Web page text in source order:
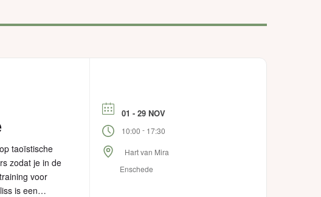
taoïstische
zodat je in de
voor
is een
01 - 29 NOV
10:00 - 17:30
Hart van Mira
Enschede